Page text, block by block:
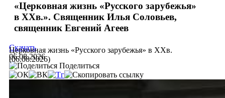
«Церковная жизнь «Русского зарубежья»
в ХХв.». Священник Илья Соловьев,
священник Евгений Агеев
Церковная жизнь «Русского зарубежья» в ХХв.
(06.08.2026)
Скачать
06.08.2026
Поделиться